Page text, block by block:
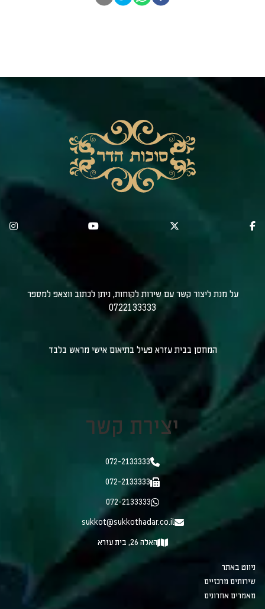
על מנת ליצור קשר עם שירות לקוחות, ניתן לכתוב ווצאפ למספר
0722133333
המחסן בבית עזרא פעיל בתיאום אישי מראש בלבד
יצירת קשר
072-2133333
072-2133333
072-2133333
sukkot@sukkothadar.co.il
האלה 26, בית עזרא
ניווט באתר
שירותים מרכזיים
מאמרים אחרונים